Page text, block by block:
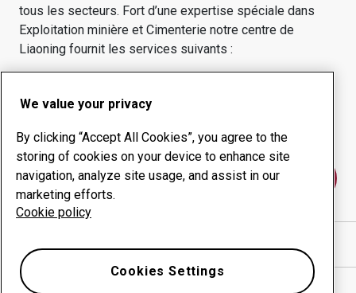
tous les secteurs. Fort d’une expertise spéciale dans
Exploitation minière et Cimenterie notre centre de
Liaoning fournit les services suivants :
Gestion des temps de
disponibilité
Contactez-nous
We value your privacy
By clicking “Accept All Cookies”, you agree to the
storing of cookies on your device to enhance site
navigation, analyze site usage, and assist in our
marketing efforts.
Cookie policy
Cookies Settings